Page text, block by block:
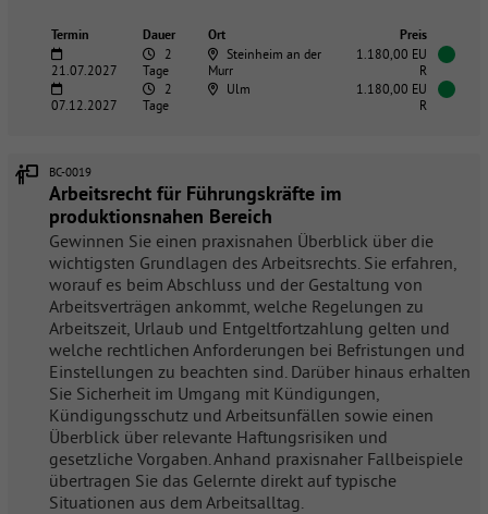
Termin Dauer Ort Preis
21.07.2027
2
Tage
Steinheim an der
Murr
1.180,00 EU
R
07.12.2027
2
Tage
Ulm
1.180,00 EU
R
BC-0019
Arbeitsrecht für Führungskräfte im
produktionsnahen Bereich
Gewinnen Sie einen praxisnahen Überblick über die
wichtigsten Grundlagen des Arbeitsrechts. Sie erfahren,
worauf es beim Abschluss und der Gestaltung von
Arbeitsverträgen ankommt, welche Regelungen zu
Arbeitszeit, Urlaub und Entgeltfortzahlung gelten und
welche rechtlichen Anforderungen bei Befristungen und
Einstellungen zu beachten sind. Darüber hinaus erhalten
Sie Sicherheit im Umgang mit Kündigungen,
Kündigungsschutz und Arbeitsunfällen sowie einen
Überblick über relevante Haftungsrisiken und
gesetzliche Vorgaben. Anhand praxisnaher Fallbeispiele
übertragen Sie das Gelernte direkt auf typische
Situationen aus dem Arbeitsalltag.